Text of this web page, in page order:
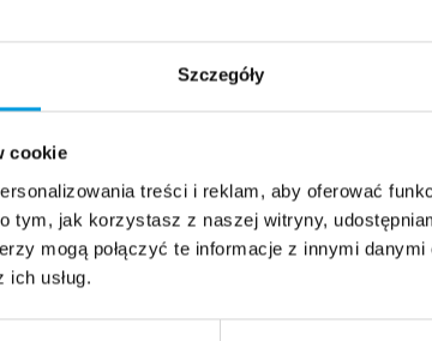
Szczegóły
cookie
treści i reklam, aby oferować
tym, jak korzystasz z naszej witryny,
mogą połączyć te informacje z innymi
usług.